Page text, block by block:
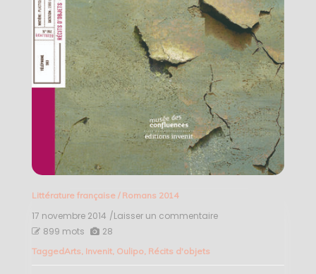
Littérature française/ Romans 2014
17 novembre 2014 /Laisser un commentaireon
899 mots 28
TaggedArts, Invenit, Oulipo, Récits d'objets